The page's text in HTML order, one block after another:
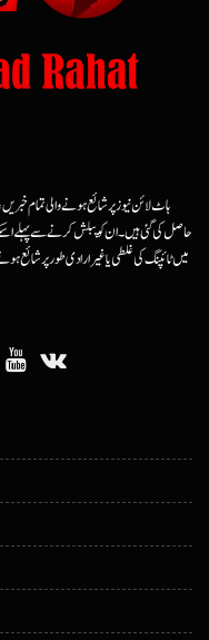
ہاٹ لائن نیوز پر شائع ہونے والی تمام
حاصل کی گئی ہیں۔ ان کو پبلش کرنے سے پہلے
میں ٹائپنگ کی غلطی یا غیرارادی طور پر شائع